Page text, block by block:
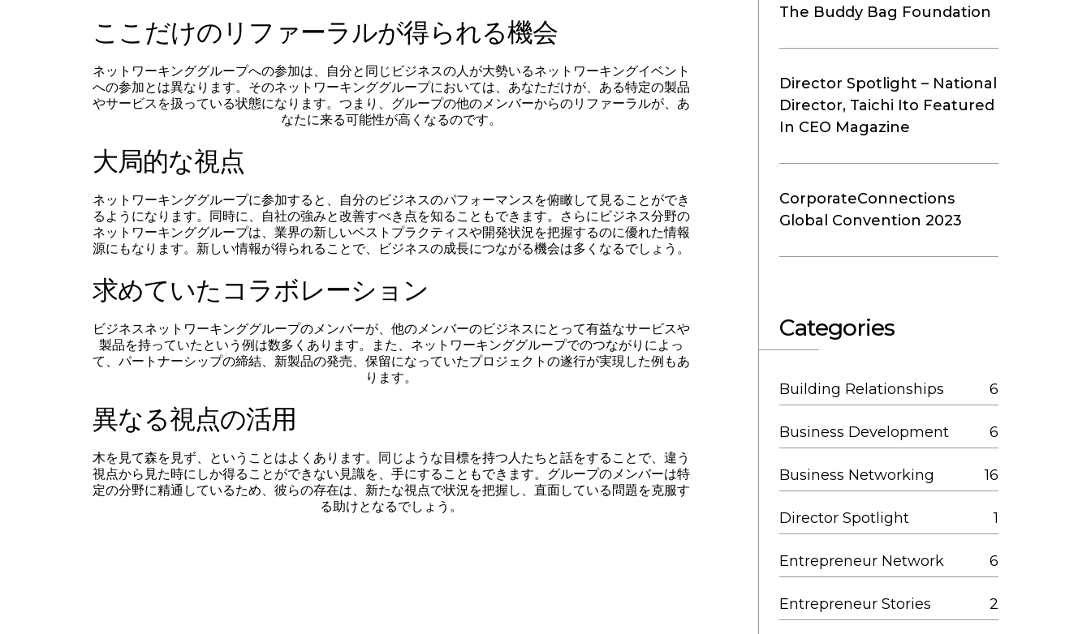
ここだけのリファーラルが得られる機会
ネットワーキンググループへの参加は、自分と同じビジネスの人が大勢いるネットワーキングイベント
への参加とは異なります。そのネットワーキンググループにおいては、あなただけが、ある特定の製品
やサービスを扱っている状態になります。つまり、グループの他のメンバーからのリファーラルが、あ
なたに来る可能性が高くなるのです。
大局的な視点
ネットワーキンググループに参加すると、自分のビジネスのパフォーマンスを俯瞰して見ることができ
るようになります。同時に、自社の強みと改善すべき点を知ることもできます。さらにビジネス分野の
ネットワーキンググループは、業界の新しいベストプラクティスや開発状況を把握するのに優れた情報
源にもなります。新しい情報が得られることで、ビジネスの成長につながる機会は多くなるでしょう。
求めていたコラボレーション
ビジネスネットワーキンググループのメンバーが、他のメンバーのビジネスにとって有益なサービスや
製品を持っていたという例は数多くあります。また、ネットワーキンググループでのつながりによっ
て、パートナーシップの締結、新製品の発売、保留になっていたプロジェクトの遂行が実現した例もあ
ります。
異なる視点の活用
木を見て森を見ず、ということはよくあります。同じような目標を持つ人たちと話をすることで、違う
視点から見た時にしか得ることができない見識を、手にすることもできます。グループのメンバーは特
定の分野に精通しているため、彼らの存在は、新たな視点で状況を把握し、直面している問題を克服す
る助けとなるでしょう。
The Buddy Bag Foundation
Director Spotlight – National
Director, Taichi Ito Featured
In CEO Magazine
CorporateConnections
Global Convention 2023
Categories
Building Relationships 6
Business Development 6
Business Networking 16
Director Spotlight 1
Entrepreneur Network 6
Entrepreneur Stories 2